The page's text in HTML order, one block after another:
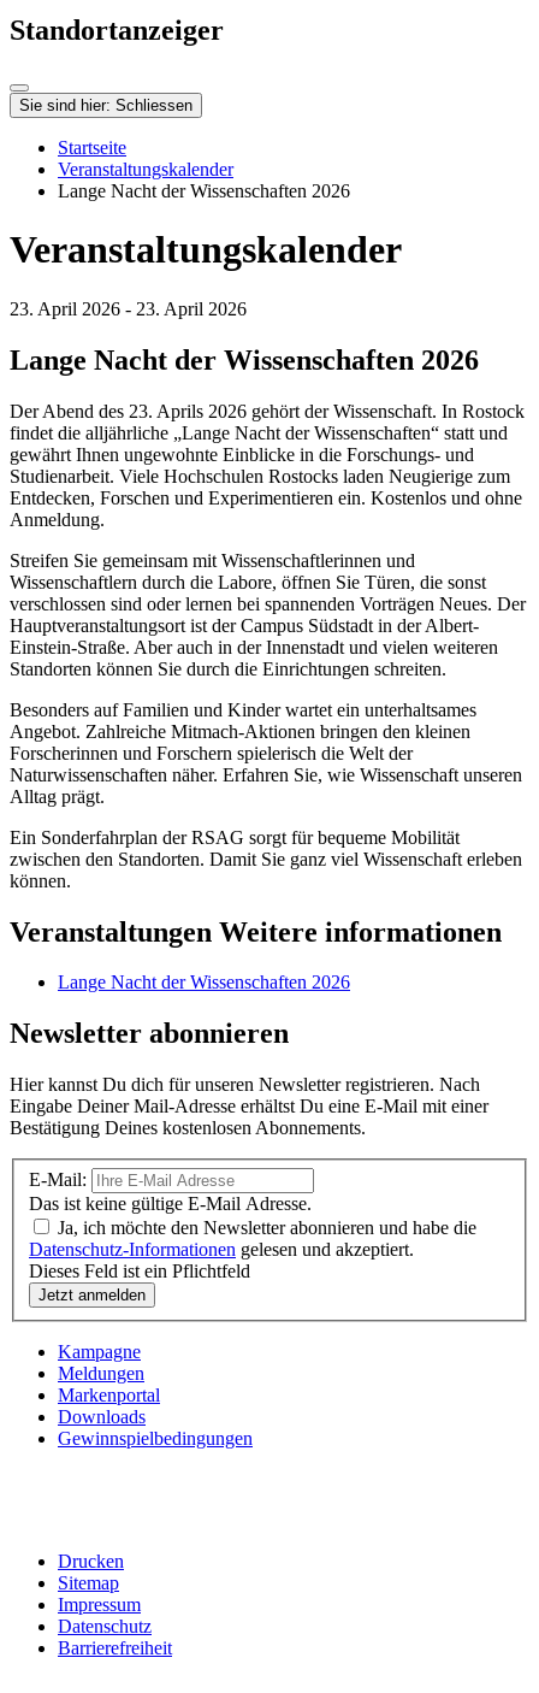
Standortanzeiger
Sie sind hier: Schliessen
Startseite
Veranstaltungskalender
Lange Nacht der Wissenschaften 2026
Veranstaltungskalender
23. April 2026 ‐ 23. April 2026
Lange Nacht der Wissenschaften 2026
Der Abend des 23. Aprils 2026 gehört der Wissenschaft. In Rostock
findet die alljährliche „Lange Nacht der Wissenschaften“ statt und
gewährt Ihnen ungewohnte Einblicke in die Forschungs- und
Studienarbeit. Viele Hochschulen Rostocks laden Neugierige zum
Entdecken, Forschen und Experimentieren ein. Kostenlos und ohne
Anmeldung.
Streifen Sie gemeinsam mit Wissenschaftlerinnen und
Wissenschaftlern durch die Labore, öffnen Sie Türen, die sonst
verschlossen sind oder lernen bei spannenden Vorträgen Neues. Der
Hauptveranstaltungsort ist der Campus Südstadt in der Albert-
Einstein-Straße. Aber auch in der Innenstadt und vielen weiteren
Standorten können Sie durch die Einrichtungen schreiten.
Besonders auf Familien und Kinder wartet ein unterhaltsames
Angebot. Zahlreiche Mitmach-Aktionen bringen den kleinen
Forscherinnen und Forschern spielerisch die Welt der
Naturwissenschaften näher. Erfahren Sie, wie Wissenschaft unseren
Alltag prägt.
Ein Sonderfahrplan der RSAG sorgt für bequeme Mobilität
zwischen den Standorten. Damit Sie ganz viel Wissenschaft erleben
können.
Veranstaltungen​ Weitere informationen
Lange Nacht der Wissenschaften 2026
Newsletter abonnieren
Hier kannst Du dich für unseren Newsletter registrieren. Nach
Eingabe Deiner Mail-Adresse erhältst Du eine E-Mail mit einer
Bestätigung Deines kostenlosen Abonnements.
E-Mail:
Das ist keine gültige E-Mail Adresse.
Ja, ich möchte den Newsletter abonnieren und habe die
Datenschutz-Informationen gelesen und akzeptiert.
Dieses Feld ist ein Pflichtfeld
Kampagne
Meldungen
Markenportal
Downloads
Gewinnspielbedingungen
Drucken
Sitemap
Impressum
Datenschutz
Barrierefreiheit